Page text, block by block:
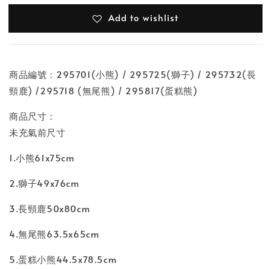
Add to wishlist
商品編號：295701(小熊) / 295725(獅子) / 295732(長
頸鹿) /295718 (無尾熊) / 295817(蛋糕熊)
商品尺寸：
未充氣前尺寸
1.小熊61x75cm
2.獅子49x76cm
3.長頸鹿50x80cm
4.無尾熊63.5x65cm
5.蛋糕小熊44.5x78.5cm